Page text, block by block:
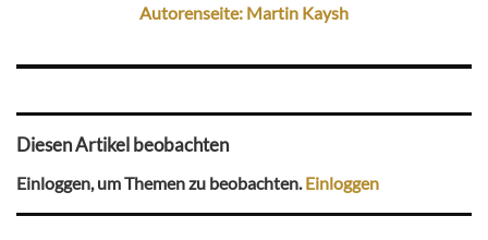
Autorenseite: Martin Kaysh
Diesen Artikel beobachten
Einloggen, um Themen zu beobachten.Einloggen